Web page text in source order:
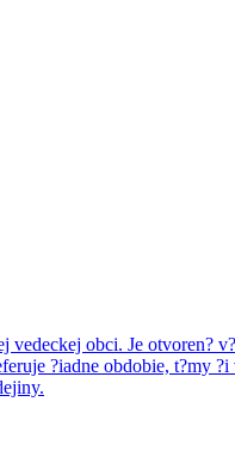
obci. Je otvoren?
?iadne obdobie, t?my